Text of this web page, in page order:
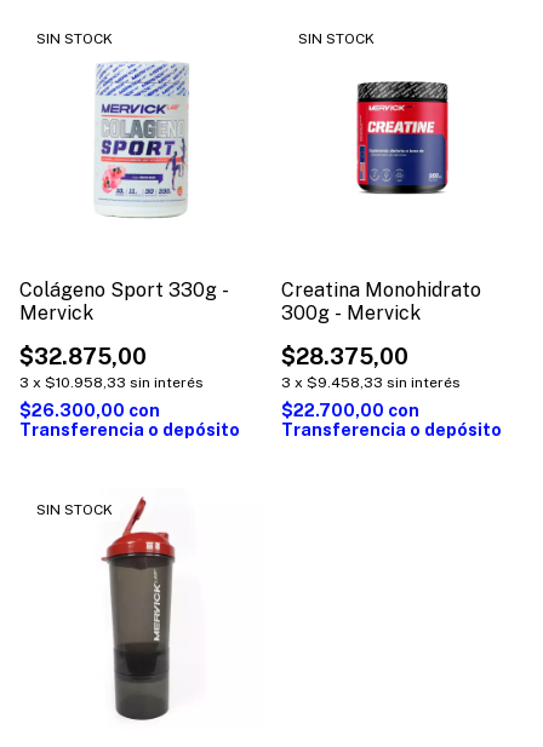
SIN STOCK
Colágeno Sport 330g -
Mervick
$32.875,00
3 x $10.958,33 sin interés
$26.300,00 con
Transferencia o depósito
SIN STOCK
Creatina Monohidrato
300g - Mervick
$28.375,00
3 x $9.458,33 sin interés
$22.700,00 con
Transferencia o depósito
SIN STOCK